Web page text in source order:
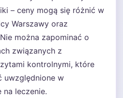
– ceny mogą się różnić w
Warszawy oraz
można zapominać o
związanych z
kontrolnymi, które
uwzględnione w
na leczenie.